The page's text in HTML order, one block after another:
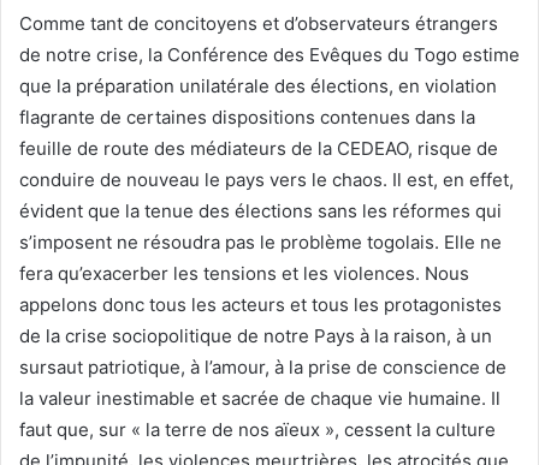
Comme tant de concitoyens et d’observateurs étrangers
de notre crise, la Conférence des Evêques du Togo estime
que la préparation unilatérale des élections, en violation
flagrante de certaines dispositions contenues dans la
feuille de route des médiateurs de la CEDEAO, risque de
conduire de nouveau le pays vers le chaos. Il est, en effet,
évident que la tenue des élections sans les réformes qui
s’imposent ne résoudra pas le problème togolais. Elle ne
fera qu’exacerber les tensions et les violences. Nous
appelons donc tous les acteurs et tous les protagonistes
de la crise sociopolitique de notre Pays à la raison, à un
sursaut patriotique, à l’amour, à la prise de conscience de
la valeur inestimable et sacrée de chaque vie humaine. Il
faut que, sur « la terre de nos aïeux », cessent la culture